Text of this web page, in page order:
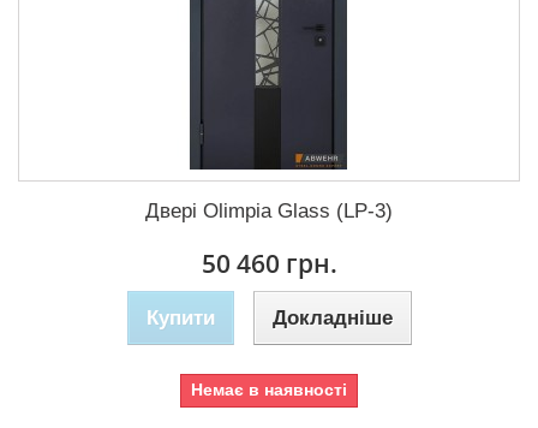
Двері Olimpia Glass (LP-3)
50 460 грн.
Купити Докладніше
Немає в наявності